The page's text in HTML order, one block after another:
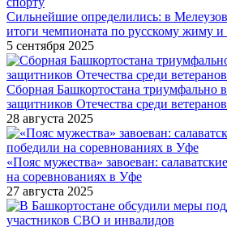
Сильнейшие определились: в
итоги чемпионата по русскому жиму и
5 сентября 2025
Сборная Башкортостана триумфально
защитников Отечества среди
28 августа 2025
«Пояс мужества» завоеван:
на соревнованиях в Уфе
27 августа 2025